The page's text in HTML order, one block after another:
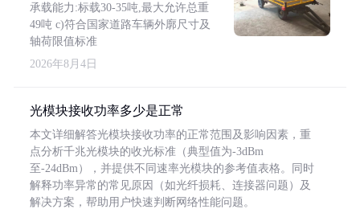
承载能力:标载30-35吨,最大允许总重
49吨 c)符合国家道路车辆外廓尺寸及
轴荷限值标准
2026年8月4日
光模块接收功率多少是正常
本文详细解答光模块接收功率的正常范围及影响因素，重
点分析千兆光模块的收光标准（典型值为-3dBm
至-24dBm），并提供不同速率光模块的参考值表格。同时
解释功率异常的常见原因（如光纤损耗、连接器问题）及
解决方案，帮助用户快速判断网络性能问题。